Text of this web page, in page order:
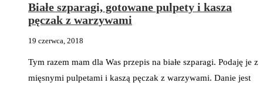
Białe szparagi, gotowane pulpety i kasza
pęczak z warzywami
19 czerwca, 2018
Tym razem mam dla Was przepis na białe szparagi. Podaję je z
mięsnymi pulpetami i kaszą pęczak z warzywami. Danie jest